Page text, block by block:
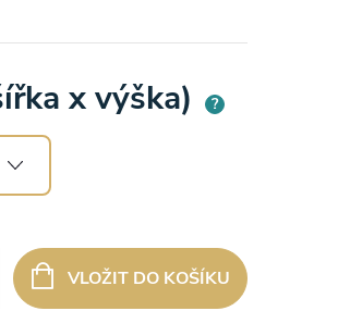
x výška) ?
VLOŽIT DO KOŠÍKU